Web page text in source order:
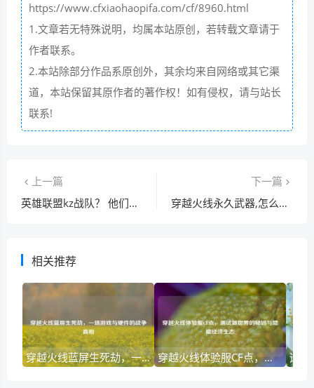
https://www.cfxiaohaopifa.com/cf/8960.html
1.文章若无特殊说明，均属本站原创，若转载文章请于
作者联系。
2.本站除部分作品系原创外，其余均来自网络或其它渠
道，本站保留其原作者的著作权！如有侵权，请与站长
联系!
上一篇
英雄联盟kz战队？ 他们能否再次站在世界之巅
下一篇
穿越火线永久武器,怎么才能拿到
相关推荐
穿越火线蓝屏生死劫，一场游戏与硬件的战争真相 穿越火线体验服CF点，测试新世界的秘钥与隐藏经济生态